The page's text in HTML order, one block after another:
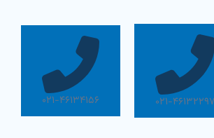
۰۲۱-۴۶۱۳۲۲۹۷ ۰۲۱-۴۶۱۳۴۱۵۶